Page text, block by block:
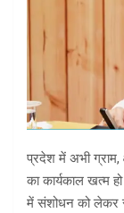
प्रदेश में अभी ग्राम,
का कार्यकाल खत्म
में संशोधन को लेकर